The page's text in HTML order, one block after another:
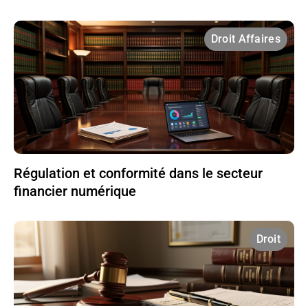
Droit Affaires
Régulation et conformité dans le secteur
financier numérique
Droit